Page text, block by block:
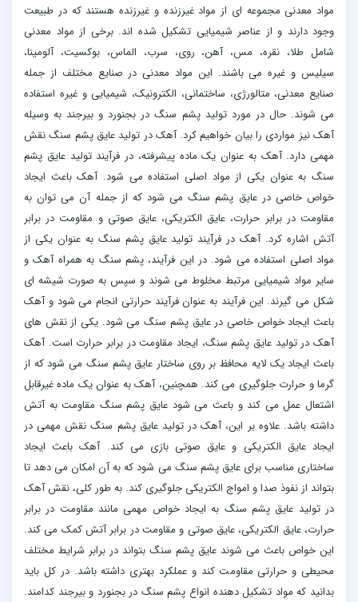
مواد معدنی مجموعه ای از مواد غیرزنده و غیرزنده هستند که در طبیعت
وجود دارند و از عناصر شیمیایی تشکیل شده اند. برخی از مواد معدنی
شامل طلا، نقره، مس، آهن، روی، سرب، الماس، بوکسیت، آلومینا،
سیلیس و غیره می باشند. این مواد معدنی در صنایع مختلف از جمله
صنایع معدنی، متالورژی، ساختمانی، الکترونیک، شیمیایی و غیره استفاده
می شوند. حال در مورد تولید پشم سنگ در بجنورد و بیرجند به وسیله
آهک نیز مواردی را بیان خواهیم کرد. آهک در تولید عایق پشم سنگ نقش
مهمی دارد. آهک به عنوان یک ماده پیشرفته، در فرآیند تولید عایق پشم
سنگ به عنوان یکی از مواد اصلی استفاده می شود. آهک باعث ایجاد
خواص خاصی در عایق پشم سنگ می شود که از جمله آن می توان به
مقاومت در برابر حرارت، عایق الکتریکی، عایق صوتی و مقاومت در برابر
آتش اشاره کرد. آهک در فرآیند تولید عایق پشم سنگ به عنوان یکی از
مواد اصلی استفاده می شود. در این فرآیند، پشم سنگ به همراه آهک و
سایر مواد شیمیایی مرتبط مخلوط می شوند و سپس به صورت شیشه ای
شکل می گیرند. این فرآیند به عنوان فرآیند حرارتی انجام می شود و آهک
باعث ایجاد خواص خاصی در عایق پشم سنگ می شود. یکی از نقش های
آهک در تولید عایق پشم سنگ، ایجاد مقاومت در برابر حرارت است. آهک
باعث ایجاد یک لایه محافظ بر روی ساختار عایق پشم سنگ می شود که از
گرما و حرارت جلوگیری می کند. همچنین، آهک به عنوان یک ماده غیرقابل
اشتعال عمل می کند و باعث می شود عایق پشم سنگ مقاومت به آتش
داشته باشد. علاوه بر این، آهک در تولید عایق پشم سنگ نقش مهمی در
ایجاد عایق الکتریکی و عایق صوتی بازی می کند. آهک باعث ایجاد
ساختاری مناسب برای عایق پشم سنگ می شود که به آن امکان می دهد تا
بتواند از نفوذ صدا و امواج الکتریکی جلوگیری کند. به طور کلی، نقش آهک
در تولید عایق پشم سنگ به ایجاد خواص مهمی مانند مقاومت در برابر
حرارت، عایق الکتریکی، عایق صوتی و مقاومت در برابر آتش کمک می کند.
این خواص باعث می شوند عایق پشم سنگ بتواند در برابر شرایط مختلف
محیطی و حرارتی مقاومت کند و عملکرد بهتری داشته باشد. در کل باید
بدانید که مواد تشکیل دهنده انواع پشم سنگ در بجنورد و بیرجند کدامند.